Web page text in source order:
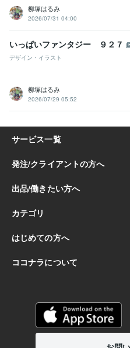
柳塚はるみ
2026/07/31 04:00
いっぱいファンタジー ９２７
デザイン・イラスト
柳塚はるみ
2026/07/29 05:52